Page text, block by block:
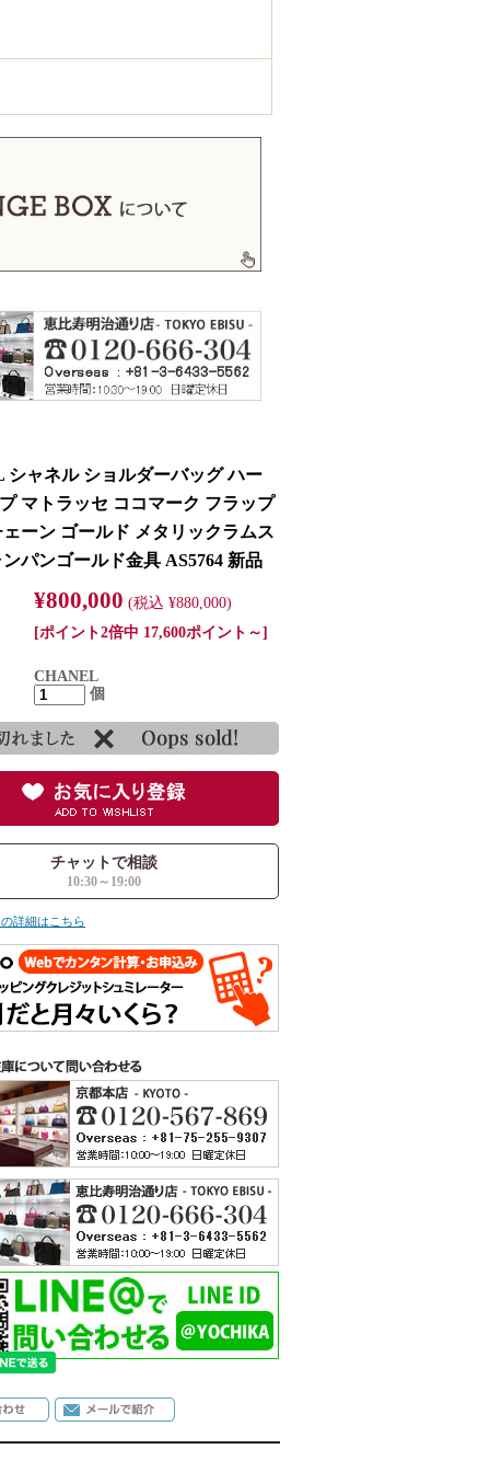
シャネル ショルダーバッグ ハー
プ マトラッセ ココマーク フラップ
ーン ゴールド メタリックラムス
パンゴールド金具 AS5764 新品
¥800,000 (税込 ¥880,000)
[ポイント2倍中 17,600ポイント～]
CHANEL
個
チャットで相談
10:30～19:00
詳細はこちら